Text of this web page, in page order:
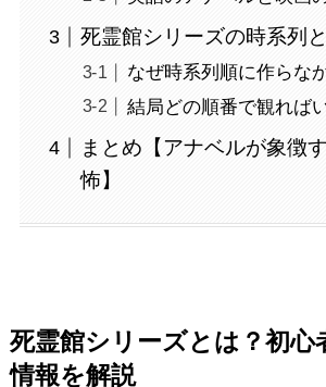
死霊館シリーズの時系列
なぜ時系列順に作らな
結局どの順番で観れば
まとめ【アナベルが象徴
怖】
死霊館シリーズとは？初心
情報を解説